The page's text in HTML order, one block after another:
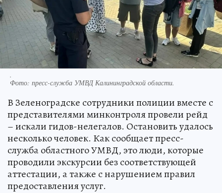
.
Фото: пресс-служба УМВД Калининградской области.
В Зеленоградске сотрудники полиции вместе с
представителями минконтроля провели рейд
– искали гидов-нелегалов. Остановить удалось
несколько человек. Как сообщает пресс-
служба областного УМВД, это люди, которые
проводили экскурсии без соответствующей
аттестации, а также с нарушением правил
предоставления услуг.